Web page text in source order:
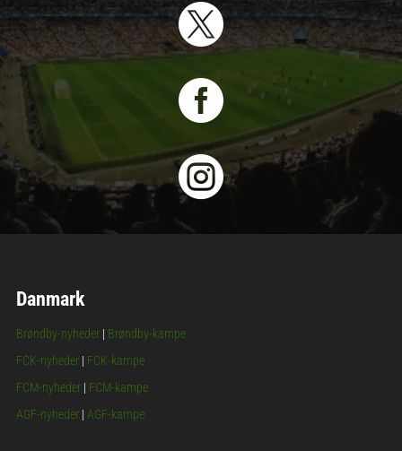



Danmark
Brøndby-nyheder| Brøndby-kampe
FCK-nyheder| FCK-kampe
FCM-nyheder| FCM-kampe
AGF-nyheder| AGF-kampe